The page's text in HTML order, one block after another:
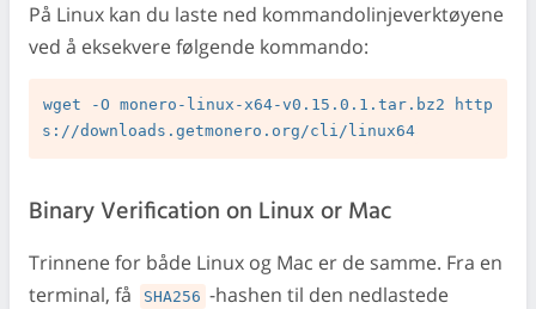
På Linux kan du laste ned kommandolinjeverktøyene
ved å eksekvere følgende kommando:
wget -O monero-linux-x64-v0.15.0.1.tar.bz2 http
Binary Verification on Linux or Mac
Trinnene for både Linux og Mac er de samme. Fra en
terminal, få
SHA256 -hashen til den nedlastede